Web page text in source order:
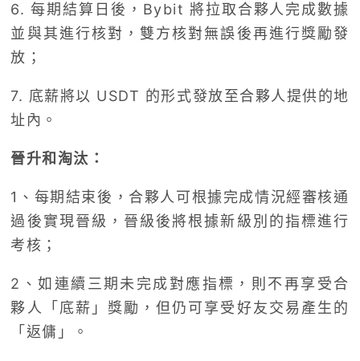
6. 每期結算日後，Bybit 將拉取合夥人完成數據
並與其進行核對，雙方核對無誤後再進行獎勵發
放；
7. 底薪將以 USDT 的形式發放至合夥人提供的地
址內。
晉升和淘汰：
1、每期結束後，合夥人可根據完成情況經審核通
過後實現晉級，晉級後將根據新級別的指標進行
考核；
2、如連續三期未完成對應指標，則不再享受合
夥人「底薪」獎勵，但仍可享受好友交易產生的
「返傭」。